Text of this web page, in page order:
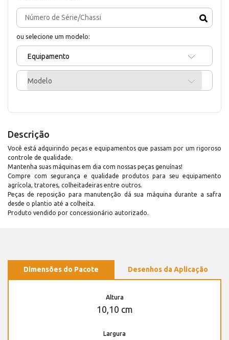
ou selecione um modelo:
Equipamento
Modelo
Descrição
Você está adquirindo peças e equipamentos que passam por um rigoroso
controle de qualidade.
Mantenha suas máquinas em dia com nossas peças genuínas!
Compre com segurança e qualidade produtos para seu equipamento
agrícola, tratores, colheitadeiras entre outros.
Peças de reposição para manutenção dá sua máquina durante a safra
desde o plantio até a colheita.
Produto vendido por concessionário autorizado.
Dimensões do Pacote Desenhos da Aplicação
Altura
10,10 cm
Largura